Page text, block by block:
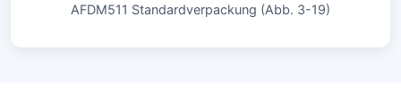
AFDM511 Standardverpackung (Abb. 3-19)